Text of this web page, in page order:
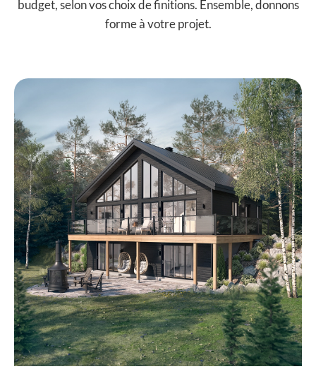
budget, selon vos choix de finitions. Ensemble, donnons
forme à votre projet.